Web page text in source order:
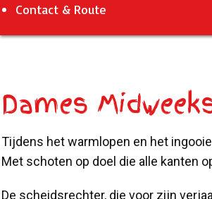
Contact & Route
Dames
Tijdens het warmlopen en het
Met schoten op doel die alle kanten
De scheidsrechter, die voor zijn